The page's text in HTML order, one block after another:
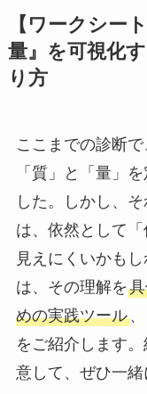
【ワークシー
量』を可視化
り方
ここまでの診断
「質」と「量」
した。しかし、
は、依然として
見えにくいかも
は、その理解を
めの実践ツール
をご紹介します
意して、ぜひ一緒